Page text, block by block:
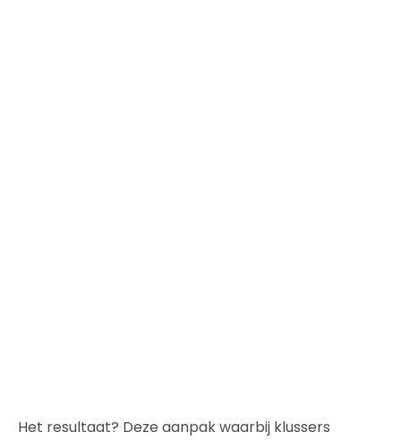
Het resultaat? Deze aanpak waarbij klussers